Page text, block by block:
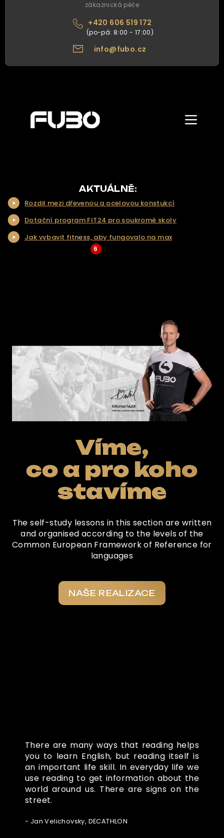
zákaznická péče
+420 606 519 172
info@fubo.cz
NAŠE NABÍDKA
NAŠE SLUŽBY
REALIZACE
KONTAKT
Zobrazit/
menu
AKTUÁLNĚ:
Rozdil mezi dřevenou a ocelovou konstukcí
Dotační program FIT24 pro soukromé skoly
Jak vybavit fitness, aby fungovalo na max
6
Víme,
co a pro koho
stavíme
The self-study lessons in this section are written
and organised according to the levels of the
Common European Framework of Reference for
languages
NAŠE REALIZACE
There are many ways that reading helps
you to learn English, but reading itself is
an important life skill. In everyday life we
use reading to get information about the
world around us. There are signs on the
street.
- Jan Velichovsky, DECATHLON